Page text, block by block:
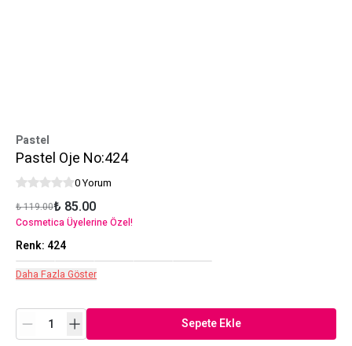
Pastel
Pastel Oje No:424
0 Yorum
₺ 119.00₺ 85.00
Cosmetica Üyelerine Özel!
Renk: 424
Daha Fazla Göster
Sepete Ekle